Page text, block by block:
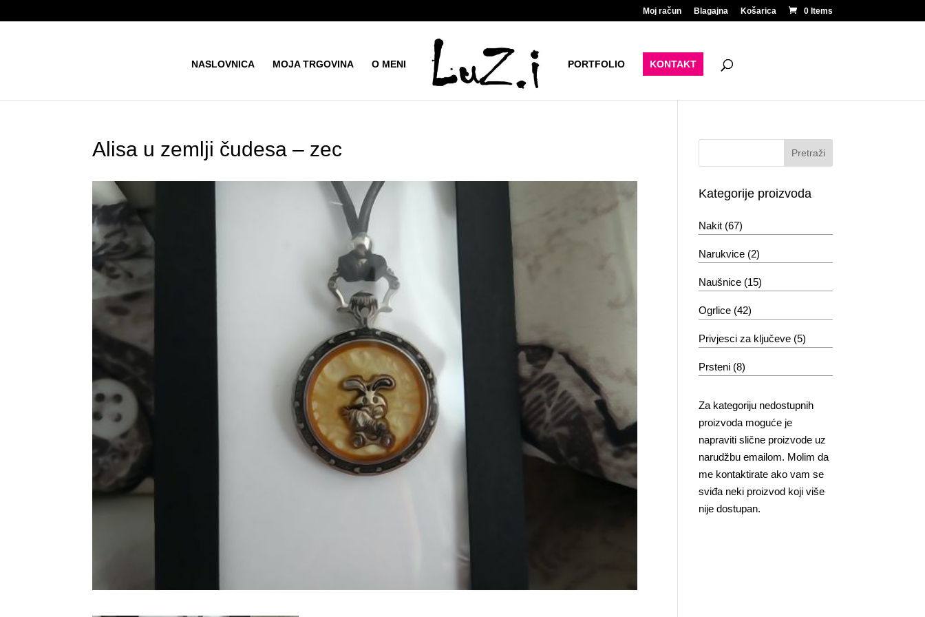
Moj račun Blagajna Košarica 0 Items
NASLOVNICA MOJA TRGOVINA O MENI PORTFOLIO KONTAKT
Alisa u zemlji čudesa – zec
Kategorije proizvoda
Nakit (67)
Narukvice (2)
Naušnice (15)
Ogrlice (42)
Privjesci za ključeve (5)
Prsteni (8)
Za kategoriju nedostupnih
proizvoda moguće je
napraviti slične proizvode uz
narudžbu emailom. Molim da
me kontaktirate ako vam se
sviđa neki proizvod koji više
nije dostupan.